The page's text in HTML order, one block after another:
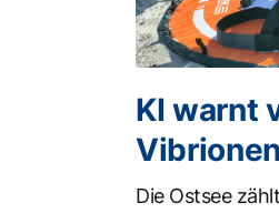
KI warnt
Die Ostsee